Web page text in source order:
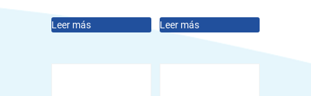
Leer más Leer más